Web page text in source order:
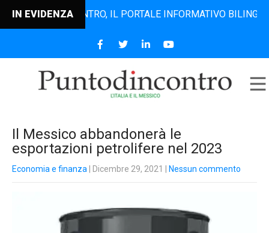
IN EVIDENZA IL PORTALE INFORMATIVO BILINGUE
Il Messico abbandonerà le
esportazioni petrolifere nel 2023
Economia e finanza | Dicembre 29, 2021 Nessun commento